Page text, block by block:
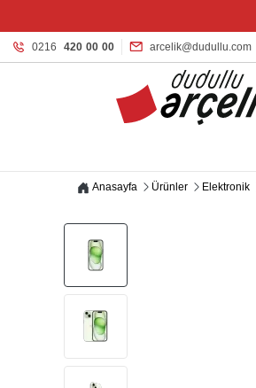
0216 420 00 00 arcelik@dudullu.com
Anasayfa Ürünler Elektronik